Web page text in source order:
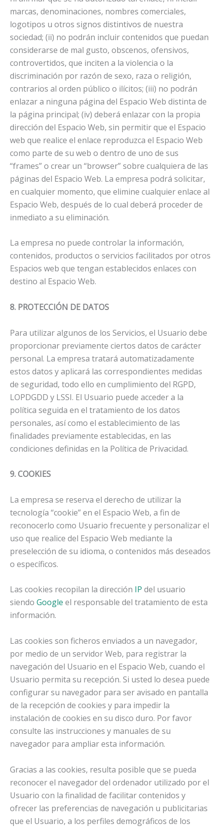
marcas, denominaciones, nombres comerciales,
logotipos u otros signos distintivos de nuestra
sociedad; (ii) no podrán incluir contenidos que puedan
considerarse de mal gusto, obscenos, ofensivos,
controvertidos, que inciten a la violencia o la
discriminación por razón de sexo, raza o religión,
contrarios al orden público o ilícitos; (iii) no podrán
enlazar a ninguna página del Espacio Web distinta de
la página principal; (iv) deberá enlazar con la propia
dirección del Espacio Web, sin permitir que el Espacio
web que realice el enlace reproduzca el Espacio Web
como parte de su web o dentro de uno de sus
“frames” o crear un “browser” sobre cualquiera de las
páginas del Espacio Web. La empresa podrá solicitar,
en cualquier momento, que elimine cualquier enlace al
Espacio Web, después de lo cual deberá proceder de
inmediato a su eliminación.
La empresa no puede controlar la información,
contenidos, productos o servicios facilitados por otros
Espacios web que tengan establecidos enlaces con
destino al Espacio Web.
8. PROTECCIÓN DE DATOS
Para utilizar algunos de los Servicios, el Usuario debe
proporcionar previamente ciertos datos de carácter
personal. La empresa tratará automatizadamente
estos datos y aplicará las correspondientes medidas
de seguridad, todo ello en cumplimiento del RGPD,
LOPDGDD y LSSI. El Usuario puede acceder a la
política seguida en el tratamiento de los datos
personales, así como el establecimiento de las
finalidades previamente establecidas, en las
condiciones definidas en la Política de Privacidad.
9. COOKIES
La empresa se reserva el derecho de utilizar la
tecnología “cookie” en el Espacio Web, a fin de
reconocerlo como Usuario frecuente y personalizar el
uso que realice del Espacio Web mediante la
preselección de su idioma, o contenidos más deseados
o específicos.
Las cookies recopilan la dirección IP del usuario
siendo Google el responsable del tratamiento de esta
información.
Las cookies son ficheros enviados a un navegador,
por medio de un servidor Web, para registrar la
navegación del Usuario en el Espacio Web, cuando el
Usuario permita su recepción. Si usted lo desea puede
configurar su navegador para ser avisado en pantalla
de la recepción de cookies y para impedir la
instalación de cookies en su disco duro. Por favor
consulte las instrucciones y manuales de su
navegador para ampliar esta información.
Gracias a las cookies, resulta posible que se pueda
reconocer el navegador del ordenador utilizado por el
Usuario con la finalidad de facilitar contenidos y
ofrecer las preferencias de navegación u publicitarias
que el Usuario, a los perfiles demográficos de los